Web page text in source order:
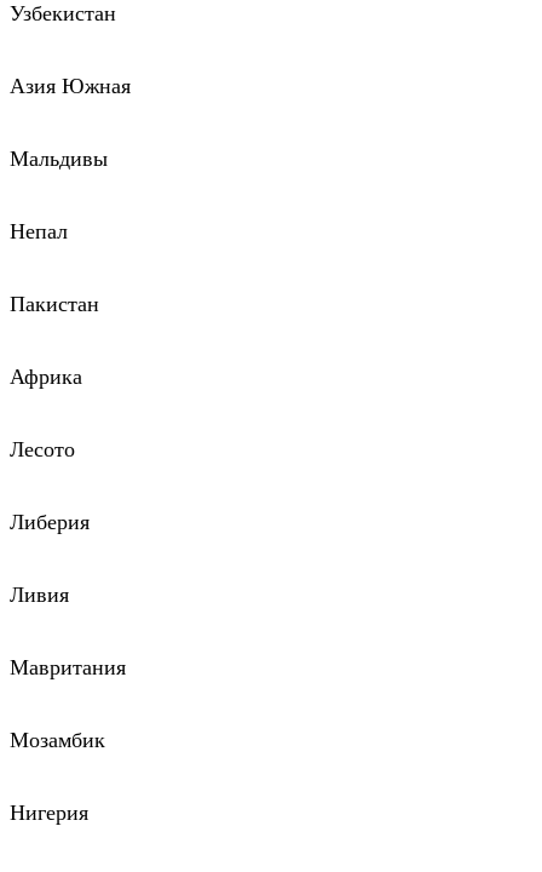
Узбекистан
Азия Южная
Мальдивы
Непал
Пакистан
Африка
Лесото
Либерия
Ливия
Мавритания
Мозамбик
Нигерия